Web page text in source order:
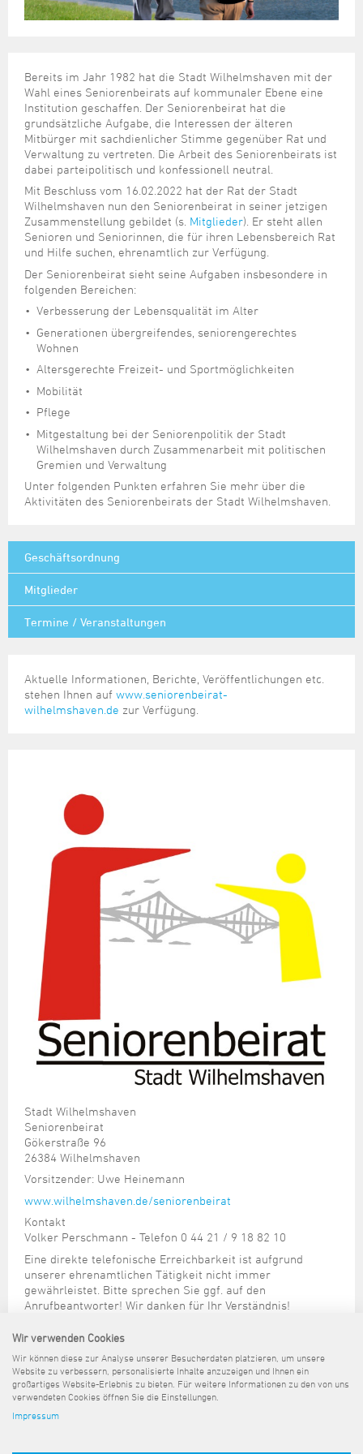
Wohnen, Bauen
Wahlen
Schule
Umzug und Neubürger
Wohnen und Verbrauchen
Formulare
Politik & Verwaltung
Pressemitteilungen
Ratsinformationssystem
Städtische Dienststellen
Stadtrecht
Telefonverzeichnis
Wirtschaftsstruktur
Regionale Kooperationen
Unterstützung für ExistenzgründerInnen
Zukunftsregion JadeBay
Volkshochschule
Weiterbildung
Stadt Wilhelmshaven
Unterkünfte
Kulturzentrum Pumpwerk
Schiffe, Häfen und Meer erleben
Sportangebot
Städtepartnerschaften
Stadtpark
Tag des offenen Denkmals
Veranstaltungsorte
Bereits im Jahr 1982 hat die Stadt Wilhelmshaven mit der
Wahl eines Seniorenbeirats auf kommunaler Ebene eine
Institution geschaffen. Der Seniorenbeirat hat die
grundsätzliche Aufgabe, die Interessen der älteren
Mitbürger mit sachdienlicher Stimme gegenüber Rat und
Verwaltung zu vertreten. Die Arbeit des Seniorenbeirats ist
dabei parteipolitisch und konfessionell neutral.
Mit Beschluss vom 16.02.2022 hat der Rat der Stadt
Wilhelmshaven nun den Seniorenbeirat in seiner jetzigen
Zusammenstellung gebildet (s. Mitglieder). Er steht allen
Senioren und Seniorinnen, die für ihren Lebensbereich Rat
und Hilfe suchen, ehrenamtlich zur Verfügung.
Der Seniorenbeirat sieht seine Aufgaben insbesondere in
folgenden Bereichen:
Verbesserung der Lebensqualität im Alter
Generationen übergreifendes, seniorengerechtes
Wohnen
Altersgerechte Freizeit- und Sportmöglichkeiten
Mobilität
Pflege
Mitgestaltung bei der Seniorenpolitik der Stadt
Wilhelmshaven durch Zusammenarbeit mit politischen
Gremien und Verwaltung
Unter folgenden Punkten erfahren Sie mehr über die
Aktivitäten des Seniorenbeirats der Stadt Wilhelmshaven.
Geschäftsordnung
Mitglieder
Termine / Veranstaltungen
Aktuelle Informationen, Berichte, Veröffentlichungen etc.
stehen Ihnen auf www.seniorenbeirat-
wilhelmshaven.de zur Verfügung.
Stadt Wilhelmshaven
Seniorenbeirat
Gökerstraße 96
26384 Wilhelmshaven
Vorsitzender: Uwe Heinemann
www.wilhelmshaven.de/seniorenbeirat
Kontakt
Volker Perschmann - Telefon 0 44 21 / 9 18 82 10
Eine direkte telefonische Erreichbarkeit ist aufgrund
unserer ehrenamtlichen Tätigkeit nicht immer
gewährleistet. Bitte sprechen Sie ggf. auf den
Anrufbeantworter! Wir danken für Ihr Verständnis!
www.seniorenbeirat-wilhelmshaven.de
Wir verwenden Cookies
Wir können diese zur Analyse unserer Besucherdaten platzieren, um unsere
Website zu verbessern, personalisierte Inhalte anzuzeigen und Ihnen ein
großartiges Website-Erlebnis zu bieten. Für weitere Informationen zu den von uns
verwendeten Cookies öffnen Sie die Einstellungen.
Impressum